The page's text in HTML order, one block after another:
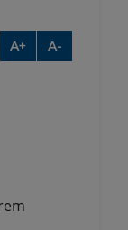
A+ A-